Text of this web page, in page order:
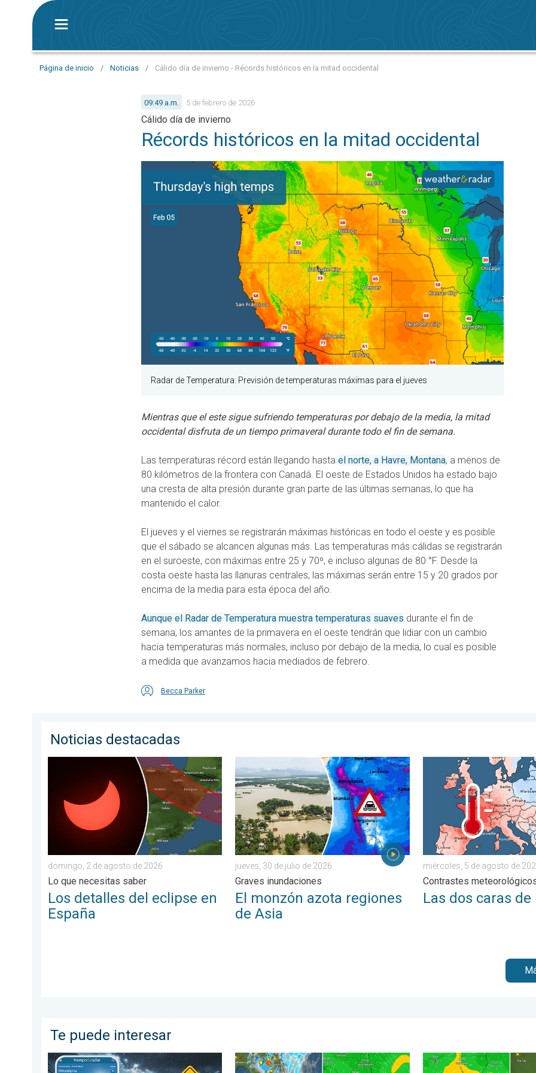
Página de inicio / Noticias / Cálido día de invierno - Récords históricos en la mitad occidental
09:49 a.m. 5 de febrero de 2026
Cálido día de invierno
Récords históricos en la mitad occidental
Radar de Temperatura: Previsión de temperaturas máximas para el jueves
Mientras que el este sigue sufriendo temperaturas por debajo de la media, la mitad
occidental disfruta de un tiempo primaveral durante todo el fin de semana.
Las temperaturas récord están llegando hasta el norte, a Havre, Montana, a menos de
80 kilómetros de la frontera con Canadá. El oeste de Estados Unidos ha estado bajo
una cresta de alta presión durante gran parte de las últimas semanas, lo que ha
mantenido el calor.
El jueves y el viernes se registrarán máximas históricas en todo el oeste y es posible
que el sábado se alcancen algunas más. Las temperaturas más cálidas se registrarán
en el suroeste, con máximas entre 25 y 70º, e incluso algunas de 80 °F. Desde la
costa oeste hasta las llanuras centrales, las máximas serán entre 15 y 20 grados por
encima de la media para esta época del año.
Aunque el Radar de Temperatura muestra temperaturas suaves durante el fin de
semana, los amantes de la primavera en el oeste tendrán que lidiar con un cambio
hacia temperaturas más normales, incluso por debajo de la media, lo cual es posible
a medida que avanzamos hacia mediados de febrero.
Becca Parker
Noticias destacadas
Los detalles del eclipse en España. Lo que necesitas saber. . . domingo, 2 de agosto de 2026
domingo, 2 de agosto de 2026
Lo que necesitas saber
Los detalles del eclipse en
España
El monzón azota regiones de Asia. Graves inundaciones. . . jueves, 30
jueves, 30 de julio de 2026
Graves inundaciones
El monzón azota regiones
de Asia
Las dos caras de
miércoles, 5 de agosto de
Contrastes
Las dos caras de
Te puede interesar
La oleada de humedad provoca fuertes tormentas. Diluvio para el Noreste. . . viernes, 7 de agosto de 2026
Así se forman los aguaceros de hoy. Típico de Florida. . . miércoles, 5
Bertha, con su forma